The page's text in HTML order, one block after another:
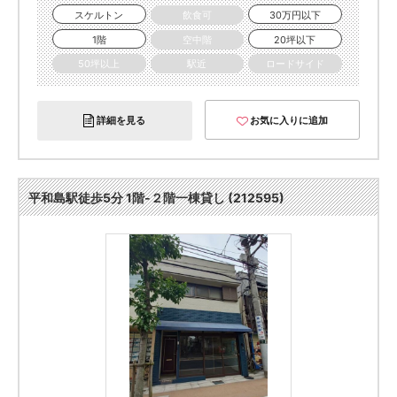
スケルトン
飲食可
30万円以下
1階
空中階
20坪以下
50坪以上
駅近 ロードサイド
詳細を見る お気に入りに追加
平和島駅徒歩5分 1階-２階一棟貸し (212595)